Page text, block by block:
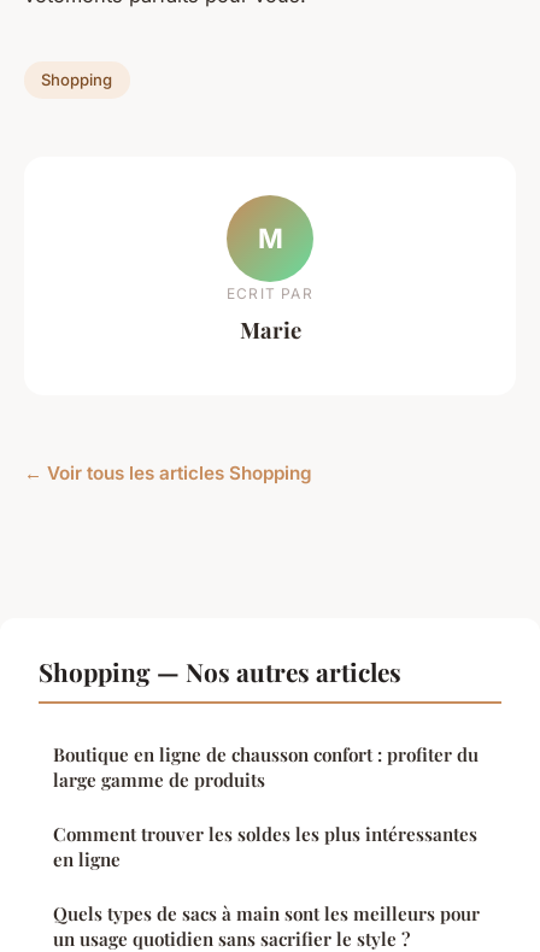
Shopping
M
ECRIT PAR
Marie
← Voir tous les articles Shopping
Shopping — Nos autres articles
Boutique en ligne de chausson confort : profiter du
large gamme de produits
Comment trouver les soldes les plus intéressantes
en ligne
Quels types de sacs à main sont les meilleurs pour
un usage quotidien sans sacrifier le style ?